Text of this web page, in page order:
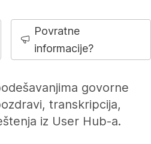
Povratne
informacije?
govorne
transkripcija,
iz User Hub-a.